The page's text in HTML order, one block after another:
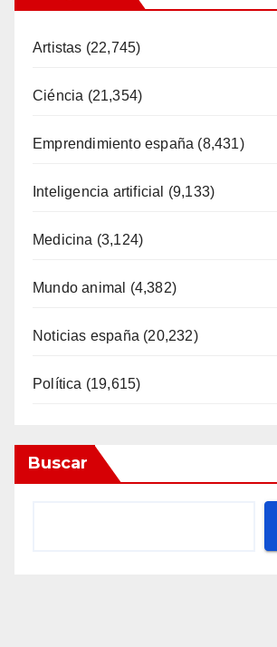
Artistas (22,745)
Ciéncia (21,354)
Emprendimiento españa (8,431)
Inteligencia artificial (9,133)
Medicina (3,124)
Mundo animal (4,382)
Noticias españa (20,232)
Política (19,615)
Buscar